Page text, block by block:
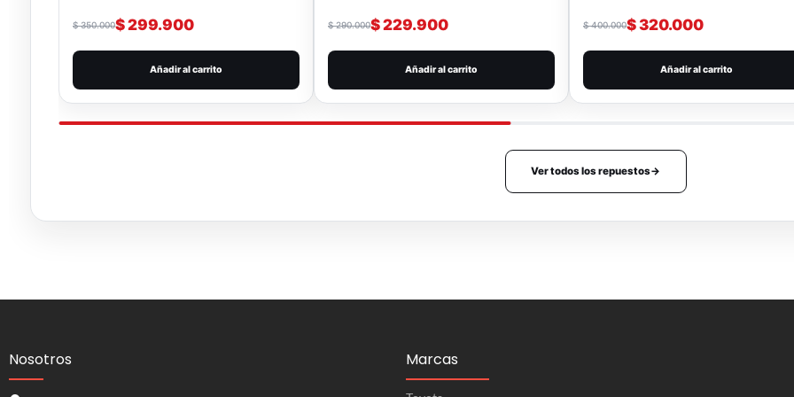
$350.000$299.900
Añadir al carrito
$290.000$229.900
Añadir al carrito
$400.000$320.000
Añadir al carrito
Ver todos los repuestos→
Nosotros Marcas